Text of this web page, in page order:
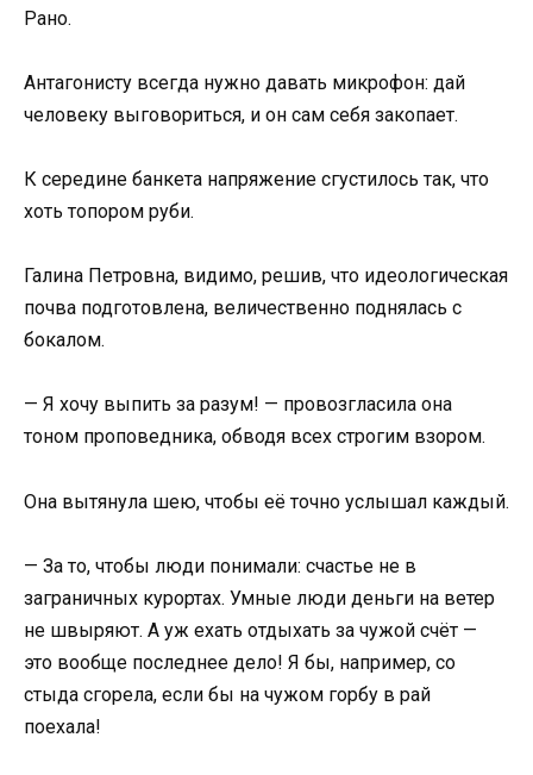
Рано.
Антагонисту всегда нужно давать микрофон: дай
человеку выговориться, и он сам себя закопает.
К середине банкета напряжение сгустилось так, что
хоть топором руби.
Галина Петровна, видимо, решив, что идеологическая
почва подготовлена, величественно поднялась с
бокалом.
— Я хочу выпить за разум! — провозгласила она
тоном проповедника, обводя всех строгим взором.
Она вытянула шею, чтобы её точно услышал каждый.
— За то, чтобы люди понимали: счастье не в
заграничных курортах. Умные люди деньги на ветер
не швыряют. А уж ехать отдыхать за чужой счёт —
это вообще последнее дело! Я бы, например, со
стыда сгорела, если бы на чужом горбу в рай
поехала!